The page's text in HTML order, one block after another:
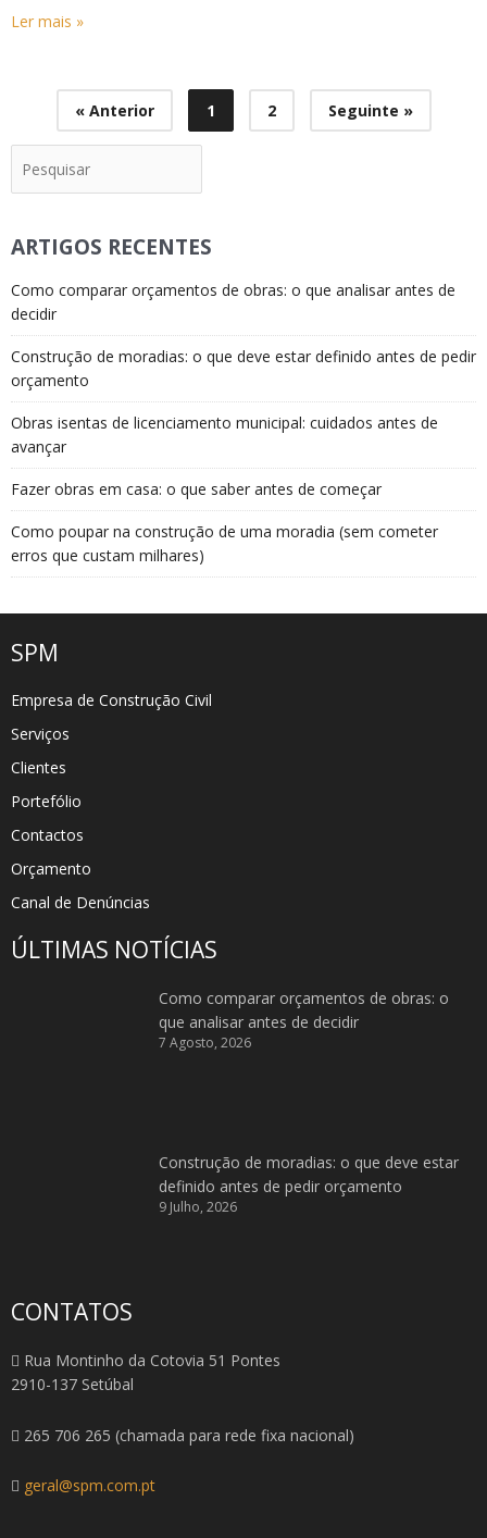
Ler mais »
« Anterior 1 2 Seguinte »
ARTIGOS RECENTES
Como comparar orçamentos de obras: o que analisar antes de
decidir
Construção de moradias: o que deve estar definido antes de pedir
orçamento
Obras isentas de licenciamento municipal: cuidados antes de
avançar
Fazer obras em casa: o que saber antes de começar
Como poupar na construção de uma moradia (sem cometer
erros que custam milhares)
SPM
Empresa de Construção Civil
Serviços
Clientes
Portefólio
Contactos
Orçamento
Canal de Denúncias
ÚLTIMAS NOTÍCIAS
Como comparar orçamentos de obras: o
que analisar antes de decidir
7 Agosto, 2026
Construção de moradias: o que deve estar
definido antes de pedir orçamento
9 Julho, 2026
CONTATOS
Rua Montinho da Cotovia 51 Pontes
2910-137 Setúbal
265 706 265 (chamada para rede fixa nacional)
geral@spm.com.pt